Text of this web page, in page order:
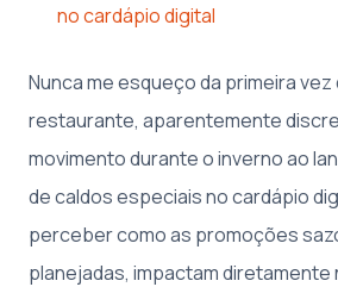
no cardápio digital
Nunca me esqueço da primeira vez
restaurante, aparentemente
movimento durante o inverno ao
de caldos especiais no cardápio
perceber como as promoções
planejadas, impactam diretamente